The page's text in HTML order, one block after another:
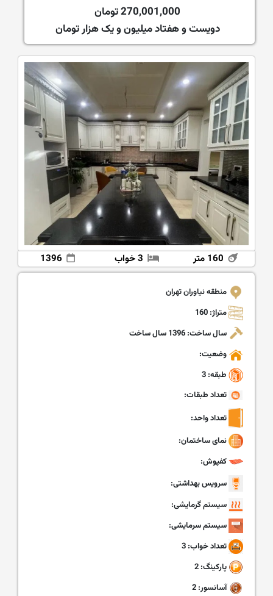
270,001,000 تومان
دویست و هفتاد میلیون و یک هزار تومان
160 متر 3 خواب 1396
منطقه نیاوران تهران
متراژ: 160
سال ساخت: 1396 سال ساخت
وضعیت:
طبقه: 3
تعداد طبقات:
تعداد واحد:
نمای ساختمان:
کفپوش:
سرویس بهداشتی:
سیستم گرمایشی:
سیستم سرمایشی:
تعداد خواب: 3
پارکینگ: 2
آسانسور: 2